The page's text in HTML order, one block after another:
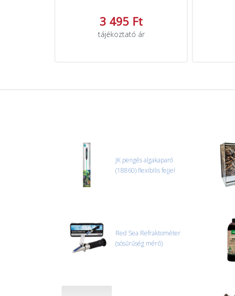
3 495 Ft
tájékoztató ár
JK pengés algakaparó
(18860) flexibilis fejjel
Red Sea Refraktométer
(sósűrűség mérő)